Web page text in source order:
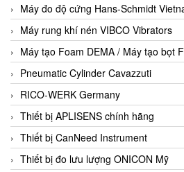
Máy đo độ cứng Hans-Schmidt
Máy rung khí nén VIBCO Vibrators
Máy tạo Foam DEMA / Máy tạo bọt
Pneumatic Cylinder Cavazzuti
RICO-WERK Germany
Thiết bị APLISENS chính hãng
Thiết bị CanNeed Instrument
Thiết bị đo lưu lượng ONICON Mỹ